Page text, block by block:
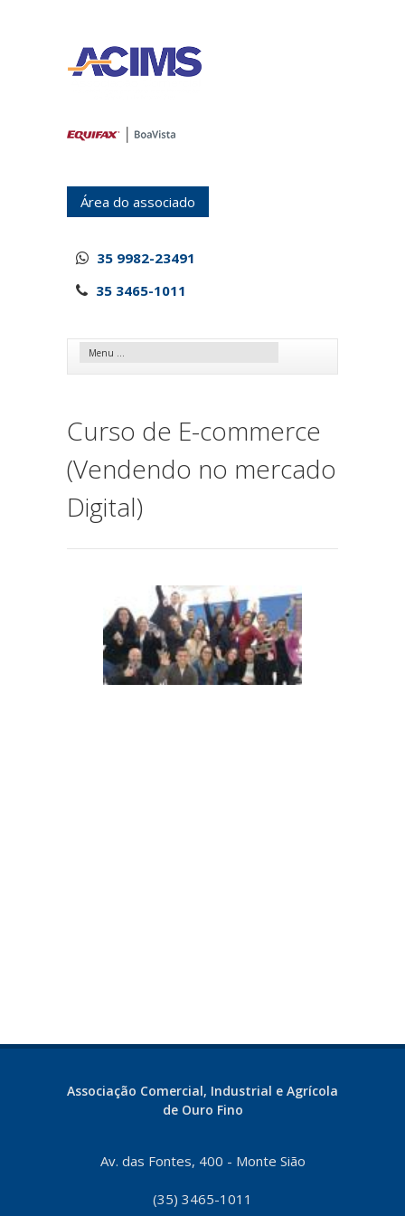
Área do associado
35 9982-23491
35 3465-1011
Curso de E-commerce
(Vendendo no mercado
Digital)
Associação Comercial, Industrial e Agrícola
de Ouro Fino
Av. das Fontes, 400 - Monte Sião
(35) 3465-1011